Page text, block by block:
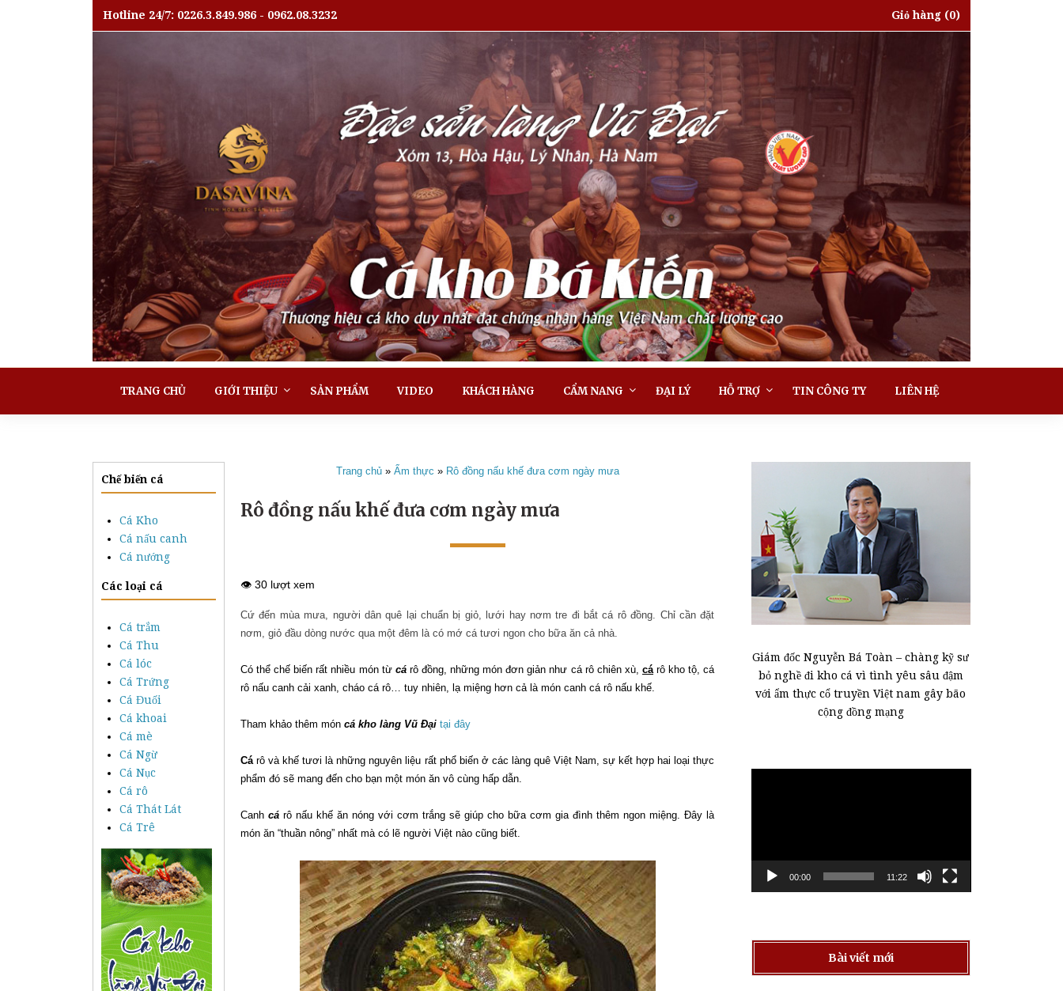
Hotline 24/7: 0226.3.849.986 - 0962.08.3232 Giỏ hàng (0)
TRANG CHỦ GIỚI THIỆU SẢN PHẨM VIDEO KHÁCH HÀNG CẨM NANG ĐẠI LÝ HỖ TRỢ TIN CÔNG TY LIÊN HỆ
Chế biến cá
Cá Kho
Cá nấu canh
Cá nướng
Các loại cá
Cá trắm
Cá Thu
Cá lóc
Cá Trứng
Cá Đuối
Cá khoai
Cá mè
Cá Ngừ
Cá Nục
Cá rô
Cá Thát Lát
Cá Trê
Trang chủ» Ẩm thực » Rô đồng nấu khế đưa cơm ngày mưa
Rô đồng nấu khế đưa cơm ngày mưa
👁️ 30 lượt xem
Cứ đến mùa mưa, người dân quê lại chuẩn bị giỏ, lưới hay nơm tre đi bắt cá rô đồng. Chỉ cần đặt
nơm, giỏ đầu dòng nước qua một đêm là có mớ cá tươi ngon cho bữa ăn cả nhà.
Có thể chế biến rất nhiều món từ cárô đồng, những món đơn giản như cá rô chiên xù, cárô kho tộ, cá
rô nấu canh cải xanh, cháo cá rô… tuy nhiên, lạ miệng hơn cả là món canh cá rô nấu khế.
Tham khảo thêm món cá kho làng Vũ Đại tại đây
Cárô và khế tươi là những nguyên liệu rất phổ biến ở các làng quê Việt Nam, sự kết hợp hai loại thực
phẩm đó sẽ mang đến cho bạn một món ăn vô cùng hấp dẫn.
Canh cá rô nấu khế ăn nóng với cơm trắng sẽ giúp cho bữa cơm gia đình thêm ngon miệng. Đây là
món ăn “thuần nông” nhất mà có lẽ người Việt nào cũng biết.
Giám đốc Nguyễn Bá Toàn – chàng kỹ sư
bỏ nghề đi kho cá vì tình yêu sâu đậm
với ẩm thực cổ truyền Việt nam gây bão
cộng đồng mạng
00:00 11:22
Bài viết mới